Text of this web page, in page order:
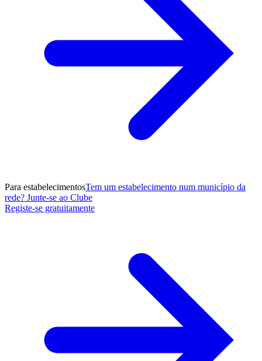
Para estabelecimentosTem um estabelecimento num município da
rede? Junte-se ao Clube
Registe-se gratuitamente